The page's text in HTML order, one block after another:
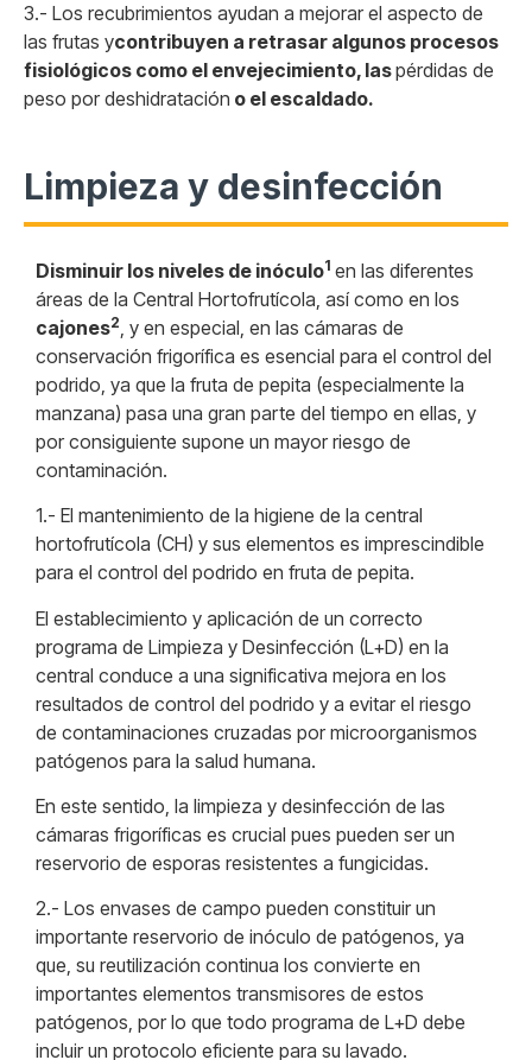
3.- Los recubrimientos ayudan a mejorar el aspecto de
las frutas ycontribuyen a retrasar algunos procesos
fisiológicos como el envejecimiento, laspérdidas de
peso por deshidratación o el escaldado.
Limpieza y desinfección
Disminuir los niveles de inóculo1 en las diferentes
áreas de la Central Hortofrutícola, así como en los
cajones2 , y en especial, en las cámaras de
conservación frigorífica es esencial para el control del
podrido, ya que la fruta de pepita (especialmente la
manzana) pasa una gran parte del tiempo en ellas, y
por consiguiente supone un mayor riesgo de
contaminación.
1.- El mantenimiento de la higiene de la central
hortofrutícola (CH) y sus elementos es imprescindible
para el control del podrido en fruta de pepita.
El establecimiento y aplicación de un correcto
programa de Limpieza y Desinfección (L+D) en la
central conduce a una significativa mejora en los
resultados de control del podrido y a evitar el riesgo
de contaminaciones cruzadas por microorganismos
patógenos para la salud humana.
En este sentido, la limpieza y desinfección de las
cámaras frigoríficas es crucial pues pueden ser un
reservorio de esporas resistentes a fungicidas.
2.- Los envases de campo pueden constituir un
importante reservorio de inóculo de patógenos, ya
que, su reutilización continua los convierte en
importantes elementos transmisores de estos
patógenos, por lo que todo programa de L+D debe
incluir un protocolo eficiente para su lavado.